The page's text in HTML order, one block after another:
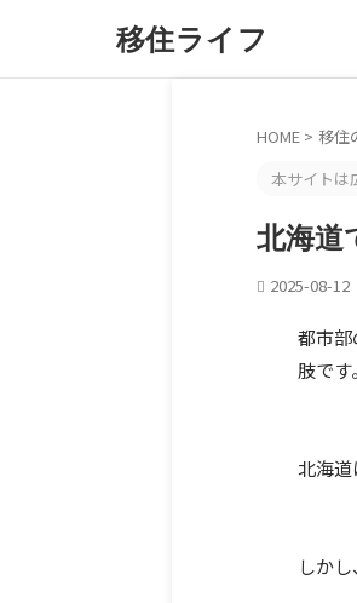
移住ライフ
HOME > 移住
本サイトは
北海道
2025-08-12
都市
肢です。
北海道
しか